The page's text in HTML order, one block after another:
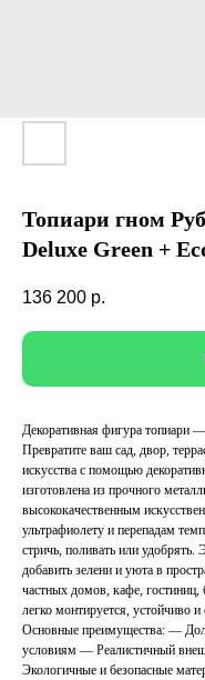
Топиари гном
Deluxe Green +
136 200 р.
Декоративная фигура топиари
Превратите ваш сад, двор,
искусства с помощью
изготовлена из прочного
высококачественным
ультрафиолету и перепадам
стричь, поливать или удобрять.
добавить зелени и уюта в
частных домов, кафе, гостиниц,
легко монтируется, устойчиво
Основные преимущества: —
условиям — Реалистичный
Экологичные и безопасные